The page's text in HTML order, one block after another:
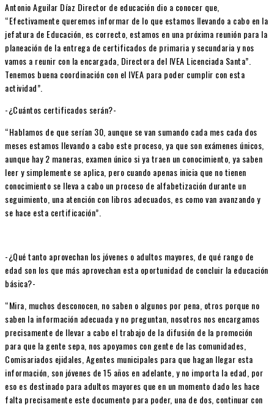
Antonio Aguilar Díaz Director de educación dio a conocer que,
“Efectivamente queremos informar de lo que estamos llevando a cabo en la
jefatura de Educación, es correcto, estamos en una próxima reunión para la
planeación de la entrega de certificados de primaria y secundaria y nos
vamos a reunir con la encargada, Directora del IVEA Licenciada Santa”.
Tenemos buena coordinación con el IVEA para poder cumplir con esta
actividad”.
-¿Cuántos certificados serán?-
“Hablamos de que serían 30, aunque se van sumando cada mes cada dos
meses estamos llevando a cabo este proceso, ya que son exámenes únicos,
aunque hay 2 maneras, examen único si ya traen un conocimiento, ya saben
leer y simplemente se aplica, pero cuando apenas inicia que no tienen
conocimiento se lleva a cabo un proceso de alfabetización durante un
seguimiento, una atención con libros adecuados, es como van avanzando y
se hace esta certificación”.
-¿Qué tanto aprovechan los jóvenes o adultos mayores, de qué rango de
edad son los que más aprovechan esta oportunidad de concluir la educación
básica?-
“Mira, muchos desconocen, no saben o algunos por pena, otros porque no
saben la información adecuada y no preguntan, nosotros nos encargamos
precisamente de llevar a cabo el trabajo de la difusión de la promoción
para que la gente sepa, nos apoyamos con gente de las comunidades,
Comisariados ejidales, Agentes municipales para que hagan llegar esta
información, son jóvenes de 15 años en adelante, y no importa la edad, por
eso es destinado para adultos mayores que en un momento dado les hace
falta precisamente este documento para poder, una de dos, continuar con